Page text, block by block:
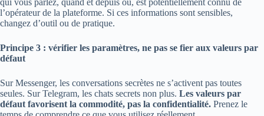
qui vous parlez, quand et depuis où, est potentiellement connu de
l’opérateur de la plateforme. Si ces informations sont sensibles,
changez d’outil ou de pratique.
Principe 3 : vérifier les paramètres, ne pas se fier aux valeurs par
défaut
Sur Messenger, les conversations secrètes ne s’activent pas toutes
seules. Sur Telegram, les chats secrets non plus. Les valeurs par
défaut favorisent la commodité, pas la confidentialité. Prenez le